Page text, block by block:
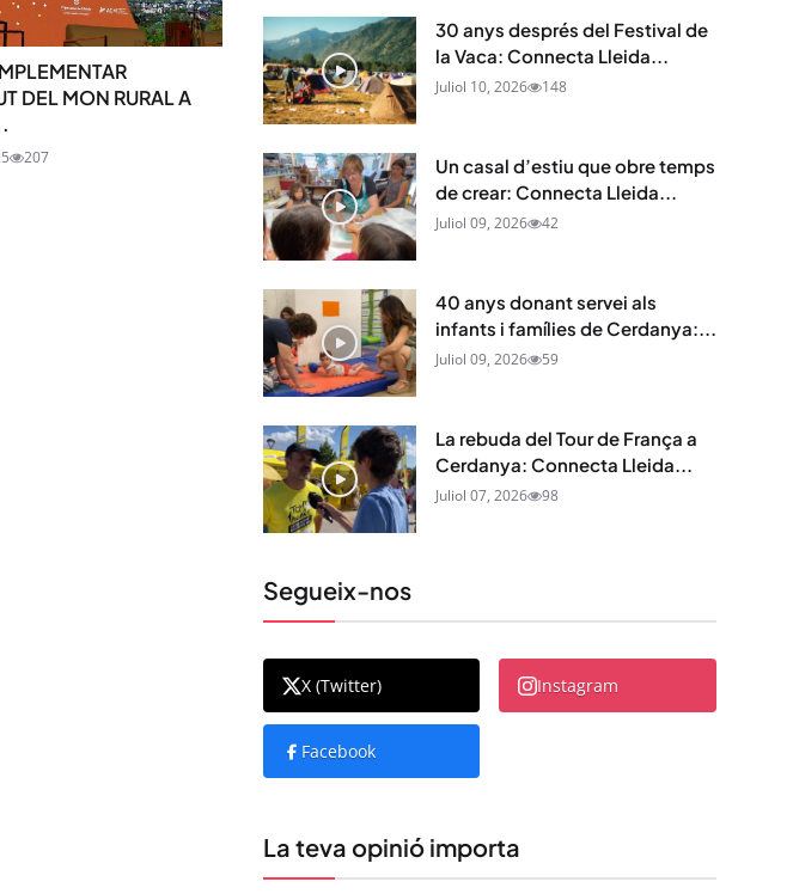
DEL MON RURAL A
207
30 anys després del Festival de
la Vaca: Connecta Lleida...
Juliol 10, 2026 148
Un casal d’estiu que obre temps
de crear: Connecta Lleida...
Juliol 09, 2026 42
40 anys donant servei als
infants i famílies de Cerdanya:...
Juliol 09, 2026 59
La rebuda del Tour de França a
Cerdanya: Connecta Lleida...
Juliol 07, 2026 98
Segueix-nos
X (Twitter) Instagram
Facebook
La teva opinió importa